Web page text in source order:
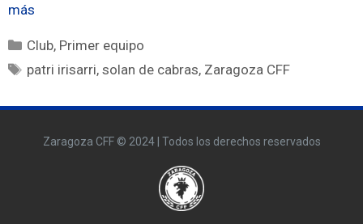
más
Club, Primer equipo
patri irisarri,solan de cabras, Zaragoza CFF
Zaragoza CFF © 2024 | Todos los derechos reservados